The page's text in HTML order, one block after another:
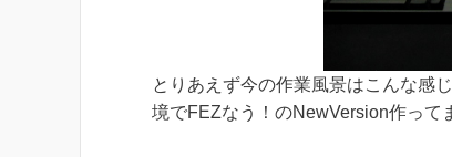
とりあえず今の作業風景はこんな感
境でFEZなう！のNewVersion作って